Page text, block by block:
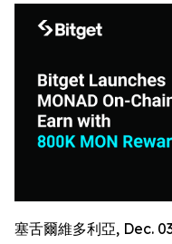
塞舌爾維多利亞, Dec.